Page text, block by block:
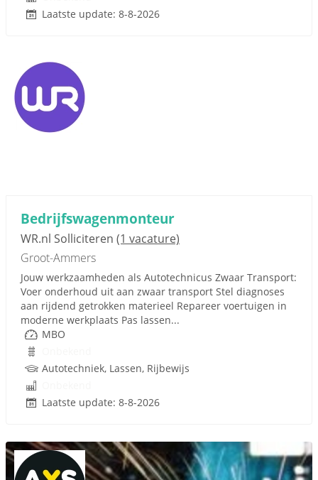
Laatste update: 8-8-2026
Bedrijfswagenmonteur
WR.nl Solliciteren (1 vacature)
Groot-Ammers
Jouw werkzaamheden als Autotechnicus Zwaar Transport:
Voer onderhoud uit aan zwaar transport Stel diagnoses
aan rijdend getrokken materieel Repareer voertuigen in
moderne werkplaats Pas lassen...
MBO
Autotechniek, Lassen, Rijbewijs
Laatste update: 8-8-2026